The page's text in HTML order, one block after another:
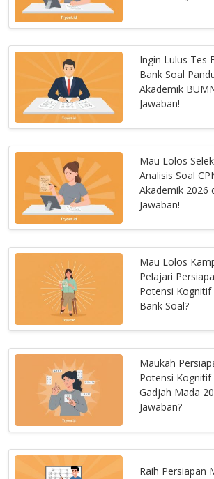
Ingin Lulus Tes
Bank Soal
Akademik
Jawaban!
Mau Lolos
Analisis Soal
Akademik 2026
Jawaban!
Mau Lolos
Pelajari
Potensi Kognitif
Bank Soal?
Maukah
Potensi Kognitif
Gadjah Mada
Jawaban?
Raih Persiapan